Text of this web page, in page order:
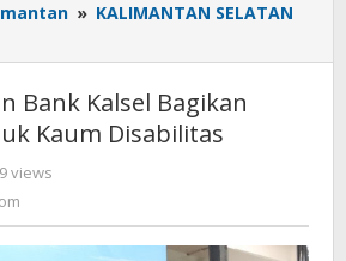
» KALIMANTAN SELATAN
Bank Kalsel Bagikan
Kaum Disabilitas
views